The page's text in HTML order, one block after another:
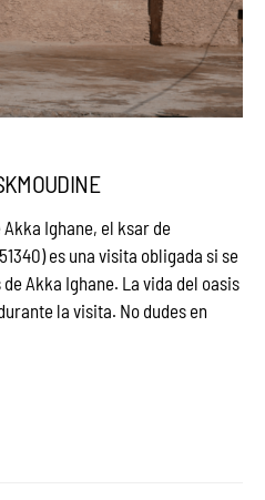
Ighane, el ksar de
es una visita obligada si se
Akka Ighane. La vida del oasis
la visita. No dudes en